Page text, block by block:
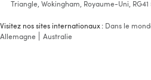
Vervaco Cross Stitch
Cushion Kit Sweet Bunnies
Triangle, Wokingham, Royaume-Uni, RG41
Visitez nos sites internationaux : Dans le
Allemagne
Australie